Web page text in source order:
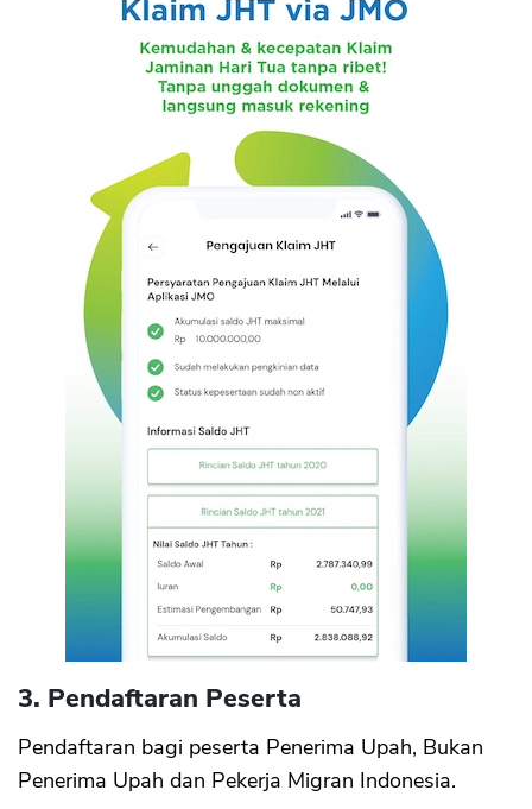
3. Pendaftaran Peserta
Pendaftaran bagi peserta Penerima Upah, Bukan
Penerima Upah dan Pekerja Migran Indonesia.